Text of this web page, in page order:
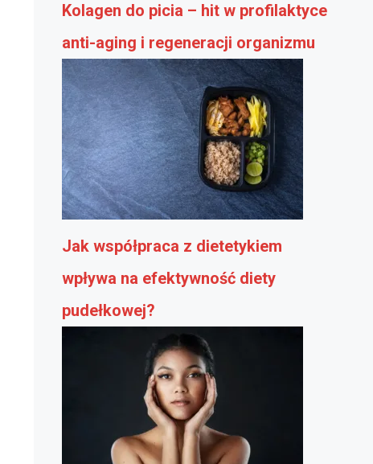
Kolagen do picia – hit w profilaktyce
anti-aging i regeneracji organizmu
Jak współpraca z dietetykiem
wpływa na efektywność diety
pudełkowej?